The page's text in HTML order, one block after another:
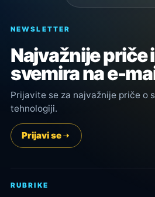
NEWSLETTER
Najvažnije priče
svemira na e-
Prijavite se za najvažnije priče o
tehnologiji.
Prijavi se
RUBRIKE